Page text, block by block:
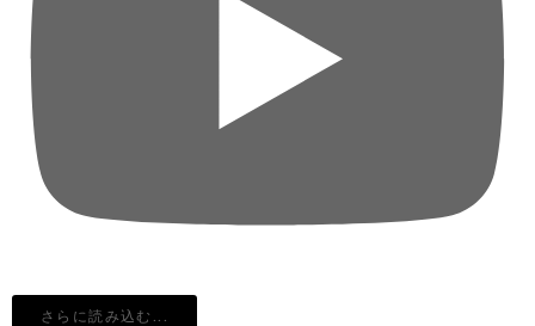
さらに読み込む...